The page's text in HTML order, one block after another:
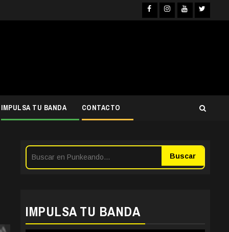
Facebook
Instagram
IMPULSA TU BANDA CONTACTO
Buscar
IMPULSA TU BANDA